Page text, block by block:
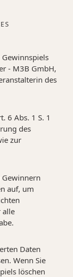
- M3B GmbH,
des
6 Abs. 1 S. 1
des
zur
auf, um
alle
Daten
Wenn Sie
löschen